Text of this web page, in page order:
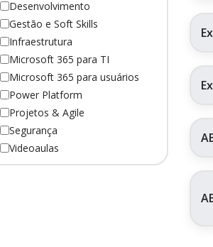
Desenvolvimento
Gestão e Soft Skills
Infraestrutura
Microsoft 365 para TI
Microsoft 365 para usuários
Power Platform
Projetos & Agile
Segurança
Videoaulas